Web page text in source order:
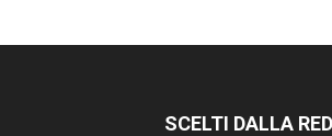
SCELTI DALLA